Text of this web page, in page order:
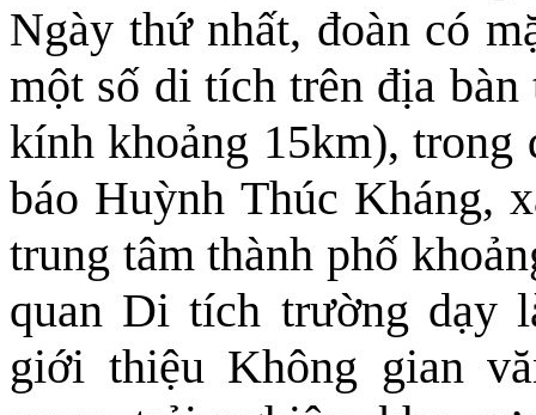
Ngày thứ nhất, đoàn có
một số di tích trên địa
kính khoảng 15km), trong
báo Huỳnh Thúc Kháng,
trung tâm thành phố
quan Di tích trường dạy
giới thiệu Không gian